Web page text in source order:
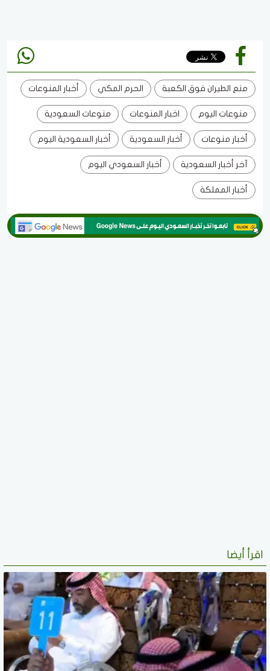
منع الطيران فوق الكعبة الحرم المكي أخبار المنوعات
منوعات اليوم اخبار المنوعات منوعات السعودية
أخبار منوعات أخبار السعودية أخبار السعودية اليوم
آخر أخبار السعودية أخبار السعودي اليوم
أخبار المملكة
اقرأ أيضا